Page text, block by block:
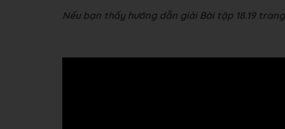
Nếu bạn thấy hướng dẫn giải Bài tập 18.19